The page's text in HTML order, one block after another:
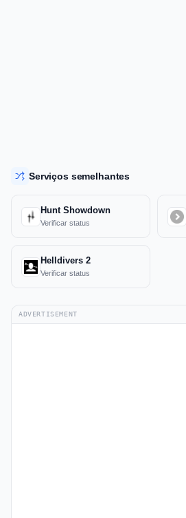
Serviços semelhantes
Hunt Showdown
Verificar status
Helldivers 2
Verificar status
ADVERTISEMENT